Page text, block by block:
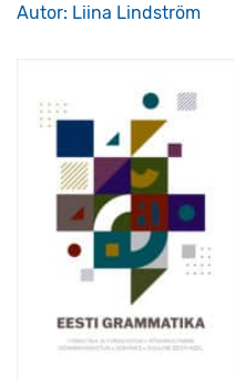
Autor: Liina Lindström